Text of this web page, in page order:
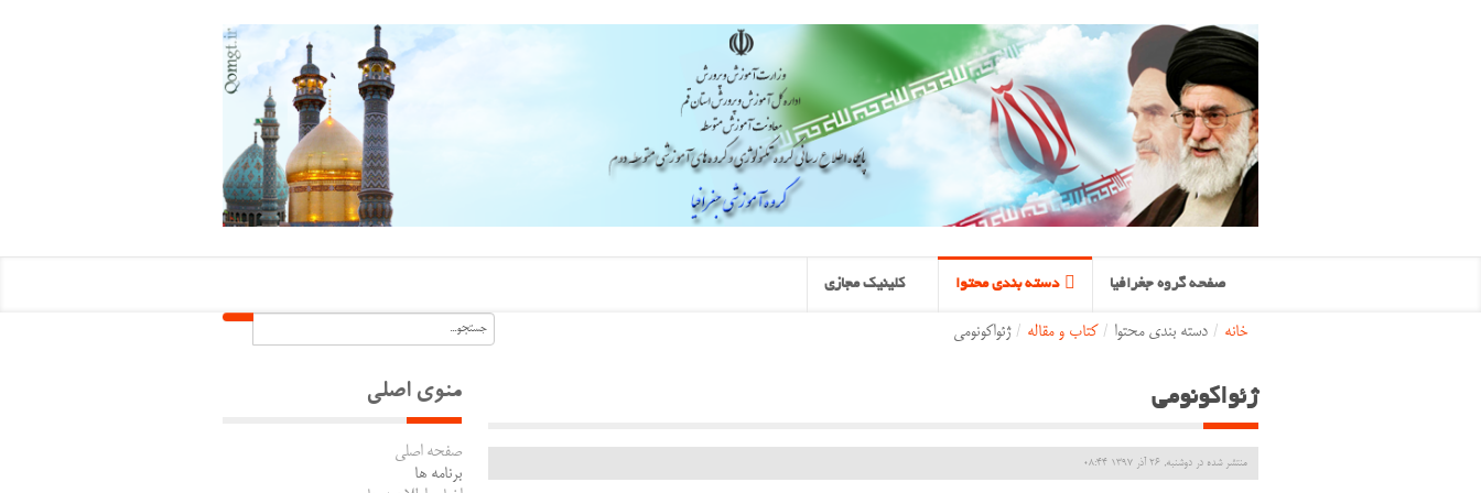
صفحه گروه جغرافیا دسته بندی محتوا کلینیک مجازی
خانه / دسته بندی محتوا / کتاب و مقاله / ژئواکونومی
ژئواکونومی
منتشر شده در دوشنبه, 26 آذر 1397 08:44
منوی اصلی
صفحه اصلی
برنامه ها